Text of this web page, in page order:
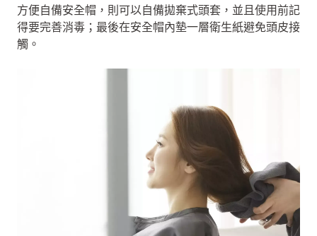
方便自備安全帽，則可以自備拋棄式頭套，並且使用前記
得要完善消毒；最後在安全帽內墊一層衛生紙避免頭皮接
觸。